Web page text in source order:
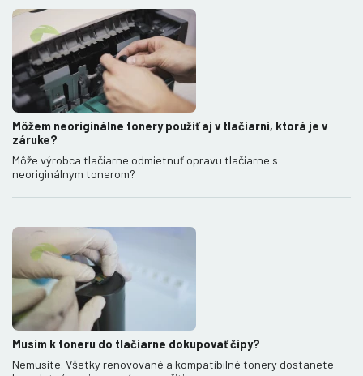
Môžem neoriginálne tonery použiť aj v tlačiarni, ktorá je v
záruke?
Môže výrobca tlačiarne odmietnuť opravu tlačiarne s
neoriginálnym tonerom?
Musím k toneru do tlačiarne dokupovať čipy?
Nemusíte. Všetky renovované a kompatibilné tonery dostanete